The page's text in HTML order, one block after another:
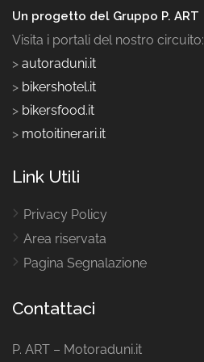
Un progetto del Gruppo P. ART
Visita i portali del nostro circuito:
> autoraduni.it
> bikershotel.it
> bikersfood.it
> motoitinerari.it
Link Utili
Privacy Policy
Area riservata
Pagina Segnalazione
Contattaci
P. ART – Motoraduni.it